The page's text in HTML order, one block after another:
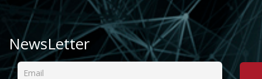
NewsLetter